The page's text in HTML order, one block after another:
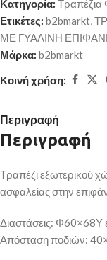
Κατηγορία: Τραπέζια
Ετικέτες: b2bmarkt,
ΜΕ ΓΥΑΛΙΝΗ
Μάρκα: b2bmarkt
Κοινή χρήση:
Περιγραφή
Περιγραφή
Τραπέζι εξωτερικού
ασφαλείας στην
Διαστάσεις: Φ60×68Υ
Απόσταση ποδιών: